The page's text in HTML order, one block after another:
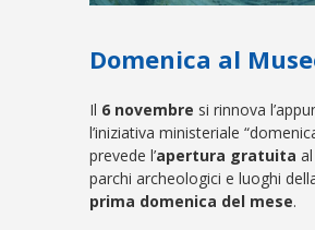
Domenica al
Il 6 novembre si rinnova
l’iniziativa ministeriale
prevede l’apertura gratuita
parchi archeologici e luoghi
prima domenica del mese.